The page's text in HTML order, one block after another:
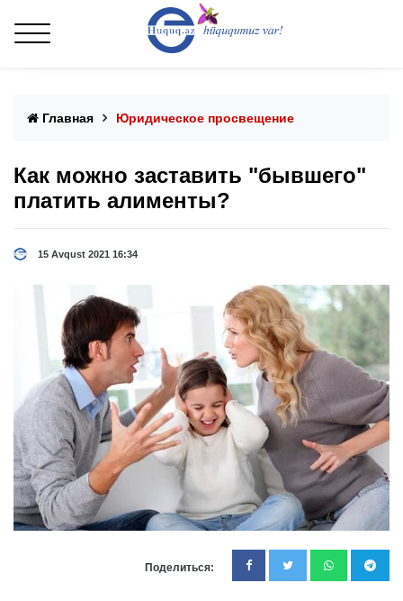
Главная Юридическое просвещение
Как можно заставить "бывшего"
платить алименты?
15 Avqust 2021 16:34
Поделиться: